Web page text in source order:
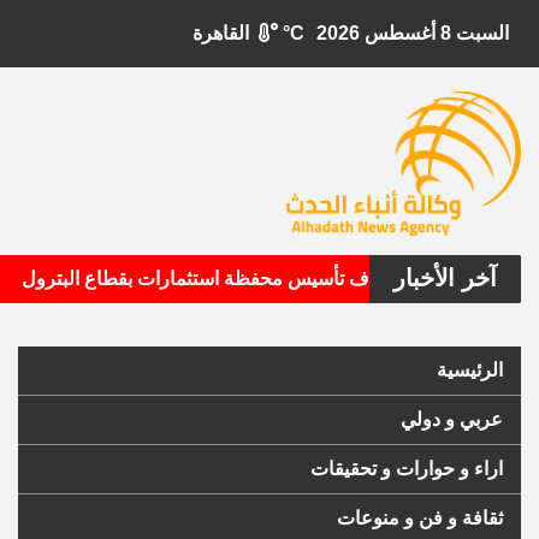
السبت 8 أغسطس 2026 °C
آخر الأخبار
الأمريكية تستهدف تأسيس محفظة استثمارات بقطاع البترول
الرئيسية
عربي و دولي
اراء و حوارات و تحقيقات
ثقافة و فن و منوعات